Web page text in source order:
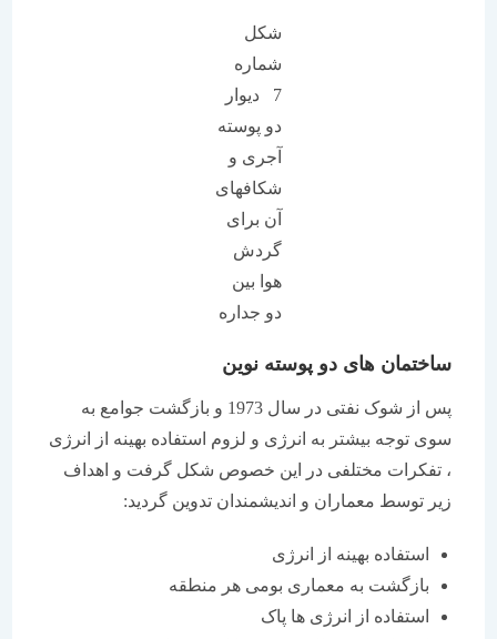
شماره
7 دیوار
دو پوسته
آجری و
شکافهای
آن برای
گردش
هوا بین
دو جداره
ساختمان های دو پوسته نوین
پس از شوک نفتی در سال 1973 و بازگشت جوامع به
سوی توجه بیشتر به انرژی و لزوم استفاده بهینه از انرژی
، تفکرات مختلفی در این خصوص شکل گرفت و اهداف
زیر توسط معماران و اندیشمندان تدوین گردید:
استفاده بهینه از انرژی
بازگشت به معماری بومی هر منطقه
استفاده از انرژی ها پاک